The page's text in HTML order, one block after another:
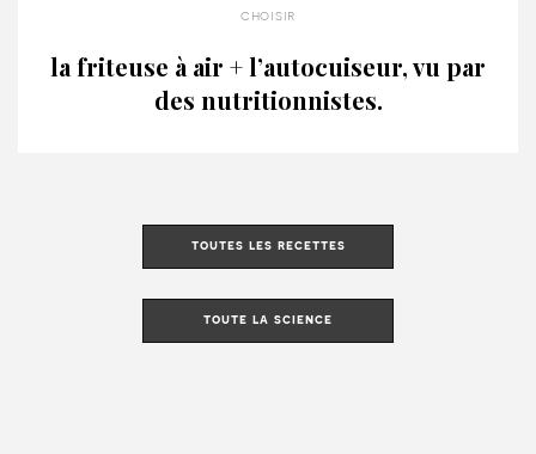
choisir
la friteuse à air + l’autocuiseur, vu par
des nutritionnistes.
toutes les recettes
toute la science